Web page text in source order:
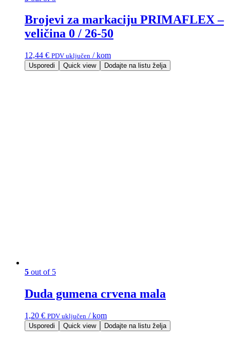
Brojevi za markaciju PRIMAFLEX –
veličina 0 / 26-50
12,44 € PDV uključen / kom
Usporedi Quick view Dodajte na listu želja
5 out of 5
Duda gumena crvena mala
1,20 € PDV uključen / kom
Usporedi Quick view Dodajte na listu želja